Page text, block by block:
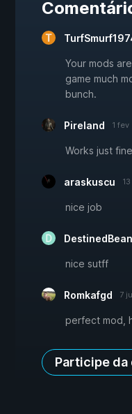
Your mods
game much
bunch.
Pireland 1 fev
Works just fine
araskuscu
nice job
nice sutff
Romkafgd 7
perfect mod,
Participe